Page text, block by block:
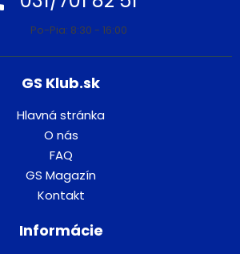
Po-Pia: 8:30 - 16:00
GS Klub.sk
Hlavná stránka
O nás
FAQ
GS Magazín
Kontakt
Informácie